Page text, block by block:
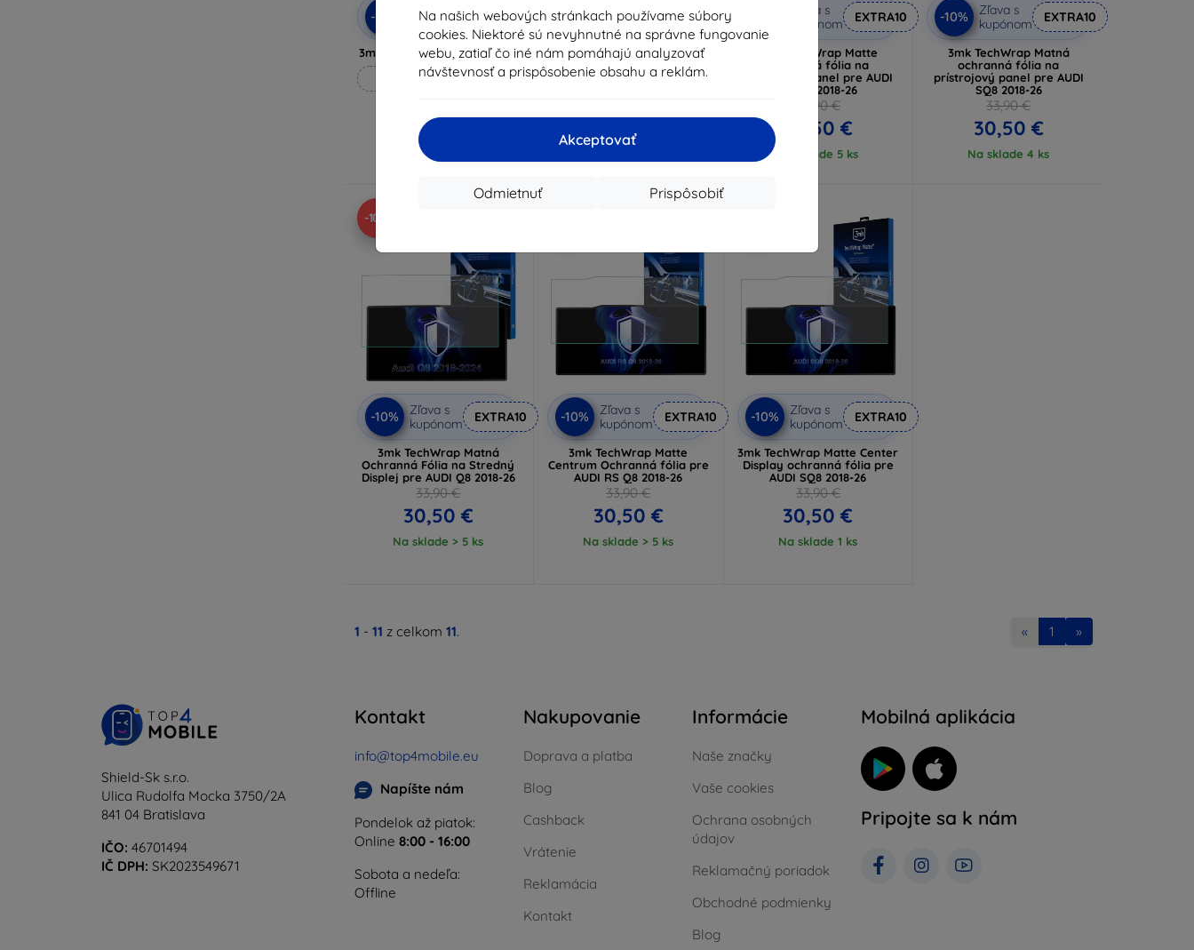
Na našich webových stránkach používame súbory
cookies. Niektoré sú nevyhnutné na správne fungovanie
webu, zatiaľ čo iné nám pomáhajú analyzovať
návštevnosť a prispôsobenie obsahu a reklám.
Akceptovať
Prispôsobiť
Odmietnuť
-10%
Zľava s
kupónom
EXTRA10
3mk Hammer ochranné sklo
Vyrobené na mieru
16,11 €
Na sklade 4 ks
-10%
Zľava s
kupónom
EXTRA10
3mk TechWrap Matná
Ochranná Fólia na Displej
pre AUDI Q8 2018-26
30,50 €
Na sklade 5 ks
Zľava s
kupónom
EXTRA10
3mk TechWrap Matte
ochranná fólia na
prístrojový panel pre AUDI
RS Q8 2018-26
33,90 €
30,50 €
Na sklade 5 ks
-10%
Zľava s
kupónom
EXTRA10
3mk TechWrap Matná
ochranná fólia na
prístrojový panel pre AUDI
SQ8 2018-26
33,90 €
30,50 €
Na sklade 4 ks
-10%
-10%
Zľava s
kupónom
EXTRA10
3mk TechWrap Matná
Ochranná Fólia na Stredný
Displej pre AUDI Q8 2018-26
33,90 €
30,50 €
Na sklade > 5 ks
-10%
Zľava s
kupónom
EXTRA10
3mk TechWrap Matte
Centrum Ochranná fólia pre
AUDI RS Q8 2018-26
33,90 €
30,50 €
Na sklade > 5 ks
-10%
Zľava s
kupónom
EXTRA10
3mk TechWrap Matte Center
Display ochranná fólia pre
AUDI SQ8 2018-26
33,90 €
30,50 €
Na sklade 1 ks
1 - 11 z celkom 11. « 1 »
Shield-Sk s.r.o.
Ulica Rudolfa Mocka 3750/2A
841 04 Bratislava
IČO: 46701494
IČ DPH: SK2023549671
Kontakt
info@top4mobile.eu
Napíšte nám
Pondelok až piatok:
Online 8:00 - 16:00
Sobota a nedeľa:
Offline
Nakupovanie
Doprava a platba
Blog
Cashback
Vrátenie
Reklamácia
Kontakt
Informácie
Naše značky
Vaše cookies
Ochrana osobných
údajov
Reklamačný poriadok
Obchodné podmienky
Blog
Mobilná aplikácia
Pripojte sa k nám